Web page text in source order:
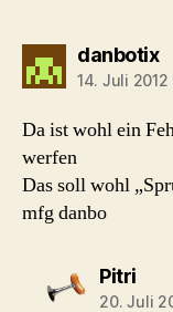
danbotix
14. Juli 2012
Da ist wohl ein
werfen
Das soll wohl
mfg danbo
Pitrisagt:
20. Juli